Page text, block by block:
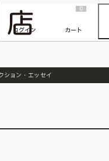
PIECE magazine 021 ONE PIECEカード付き同梱版』発売延期のご案内
ログイン
0
カート
ション・エッセイ